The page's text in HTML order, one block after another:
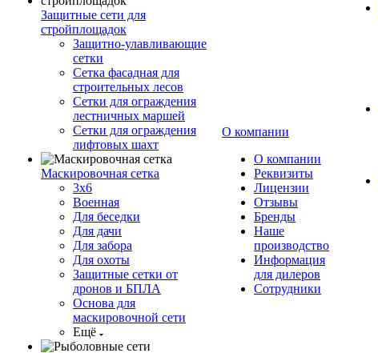
Защитные сети для
стройплощадок
Защитно-улавливающие
сетки
Сетка фасадная для
строительных лесов
Сетки для ограждения
лестничных маршей
Сетки для ограждения
лифтовых шахт
Маскировочная сетка
3х6
Военная
Для беседки
Для дачи
Для забора
Для охоты
Защитные сетки от
дронов и БПЛА
Основа для
маскировочной сети
Ещё
О компании
О компании
Реквизиты
Лицензии
Отзывы
Бренды
Наше
производство
Информация
для дилеров
Сотрудники